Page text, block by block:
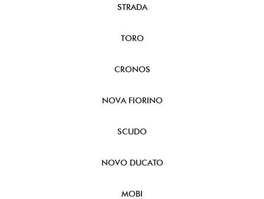
STRADA
TORO
CRONOS
NOVA FIORINO
SCUDO
NOVO DUCATO
MOBI